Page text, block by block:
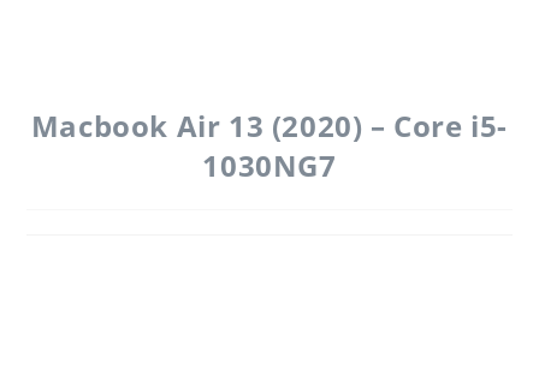
Macbook Air 13 (2020) – Core i5-
1030NG7